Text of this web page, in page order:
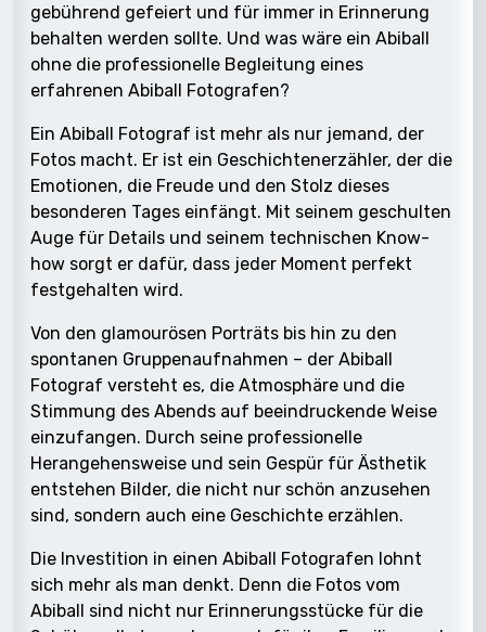
gebührend gefeiert und für immer in Erinnerung
behalten werden sollte. Und was wäre ein Abiball
ohne die professionelle Begleitung eines
erfahrenen Abiball Fotografen?
Ein Abiball Fotograf ist mehr als nur jemand, der
Fotos macht. Er ist ein Geschichtenerzähler, der die
Emotionen, die Freude und den Stolz dieses
besonderen Tages einfängt. Mit seinem geschulten
Auge für Details und seinem technischen Know-
how sorgt er dafür, dass jeder Moment perfekt
festgehalten wird.
Von den glamourösen Porträts bis hin zu den
spontanen Gruppenaufnahmen – der Abiball
Fotograf versteht es, die Atmosphäre und die
Stimmung des Abends auf beeindruckende Weise
einzufangen. Durch seine professionelle
Herangehensweise und sein Gespür für Ästhetik
entstehen Bilder, die nicht nur schön anzusehen
sind, sondern auch eine Geschichte erzählen.
Die Investition in einen Abiball Fotografen lohnt
sich mehr als man denkt. Denn die Fotos vom
Abiball sind nicht nur Erinnerungsstücke für die